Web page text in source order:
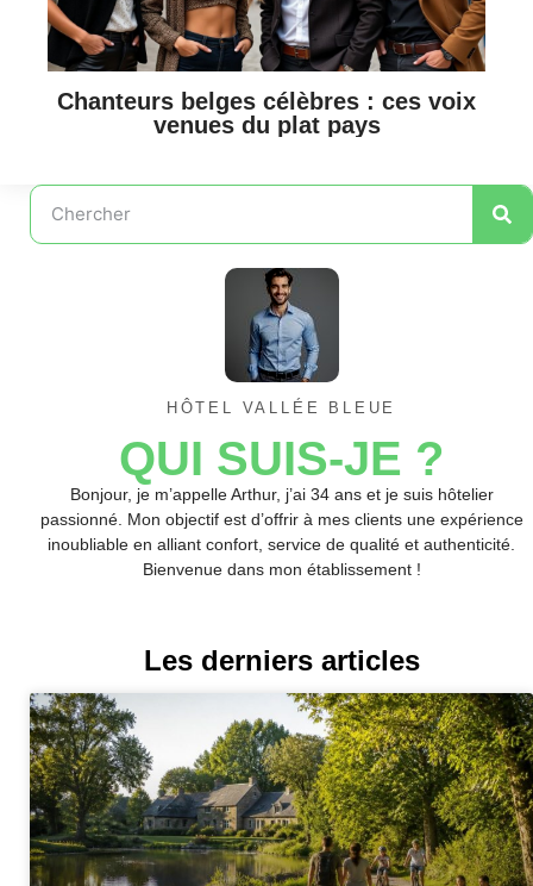
Chanteurs belges célèbres : ces voix
venues du plat pays
HÔTEL VALLÉE BLEUE
QUI SUIS-JE ?
Bonjour, je m’appelle Arthur, j’ai 34 ans et je suis hôtelier
passionné. Mon objectif est d’offrir à mes clients une expérience
inoubliable en alliant confort, service de qualité et authenticité.
Bienvenue dans mon établissement !
Les derniers articles